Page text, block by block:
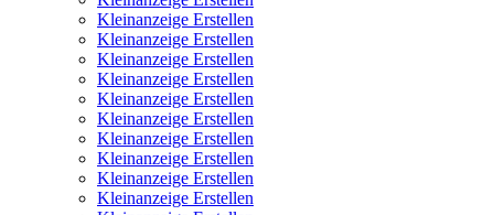
Kleinanzeige Erstellen
Kleinanzeige Erstellen
Kleinanzeige Erstellen
Kleinanzeige Erstellen
Kleinanzeige Erstellen
Kleinanzeige Erstellen
Kleinanzeige Erstellen
Kleinanzeige Erstellen
Kleinanzeige Erstellen
Kleinanzeige Erstellen